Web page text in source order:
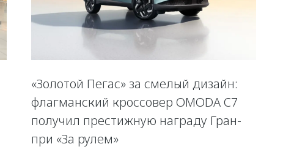
«Золотой Пегас» за смелый дизайн:
флагманский кроссовер OMODA C7
получил престижную награду Гран-
при «За рулем»